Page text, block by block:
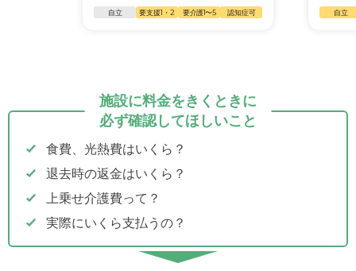
自立 要支援1・2 要介護1〜5 認知症可 自立
施設に料金をきくときに
必ず確認してほしいこと
食費、光熱費はいくら？
退去時の返金はいくら？
上乗せ介護費って？
実際にいくら支払うの？